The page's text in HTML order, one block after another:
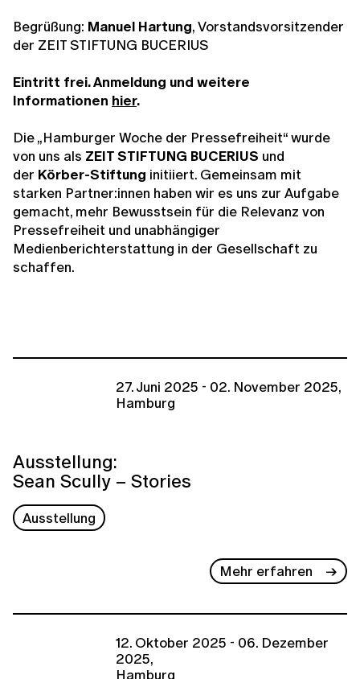
Begrüßung: Manuel Hartung, Vorstandsvorsitzender
der ZEIT STIFTUNG BUCERIUS
Eintritt frei. Anmeldung und weitere
Informationen hier.
Die „Hamburger Woche der Pressefreiheit“ wurde
von uns als ZEIT STIFTUNG BUCERIUS und
der Körber-Stiftung initiiert. Gemeinsam mit
starken Partner:innen haben wir es uns zur Aufgabe
gemacht, mehr Bewusstsein für die Relevanz von
Pressefreiheit und unabhängiger
Medienberichterstattung in der Gesellschaft zu
schaffen.
27. Juni 2025 - 02. November 2025,
Hamburg
Ausstellung:
Sean Scully – Stories
Ausstellung
Mehr erfahren
12. Oktober 2025 - 06. Dezember
2025,
Hamburg